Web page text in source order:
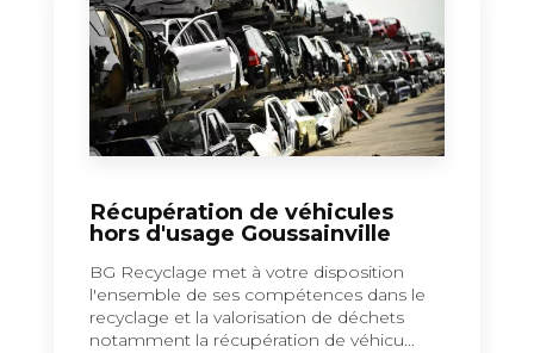
Récupération de véhicules
hors d'usage Goussainville
BG Recyclage met à votre disposition
l'ensemble de ses compétences dans le
recyclage et la valorisation de déchets
notamment la récupération de véhicu...